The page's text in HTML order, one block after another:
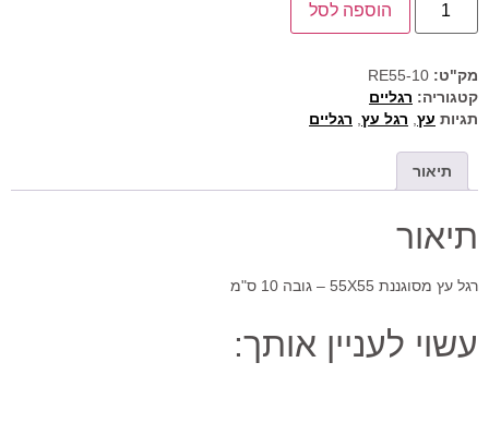
הוספה לסל
מק"ט:RE55-10
קטגוריה: רגליים
תגיות עץ,רגל עץ,רגליים
תיאור
תיאור
רגל עץ מסוגננת 55X55 – גובה 10 ס"מ
עשוי לעניין אותך: